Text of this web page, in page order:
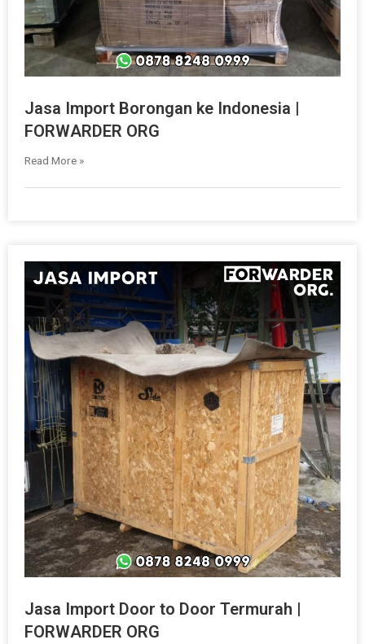
Jasa Import Borongan ke Indonesia |
FORWARDER ORG
Read More »
Jasa Import Door to Door Termurah |
FORWARDER ORG